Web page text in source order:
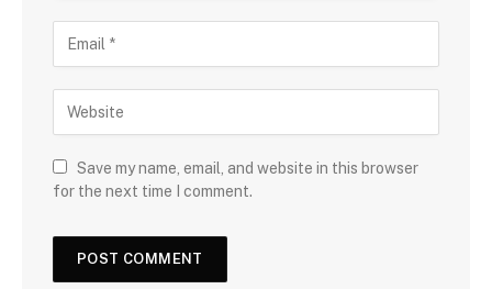
Save my name, email, and website in this browser
for the next time I comment.